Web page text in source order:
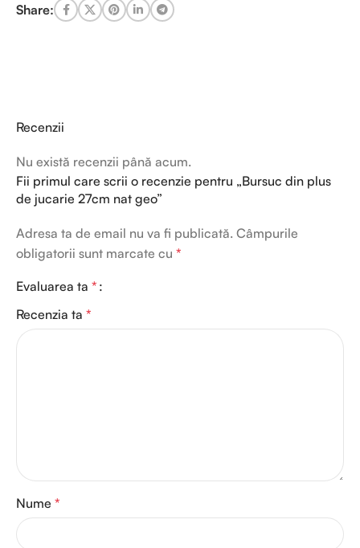
Share:
Recenzii
Nu există recenzii până acum.
Fii primul care scrii o recenzie pentru „Bursuc din plus
de jucarie 27cm nat geo”
Adresa ta de email nu va fi publicată. Câmpurile
obligatorii sunt marcate cu *
Evaluarea ta *
Recenzia ta *
Nume *